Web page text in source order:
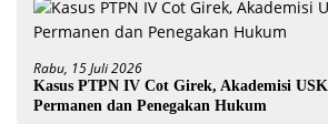
Rabu, 15 Juli 2026
Kasus PTPN IV Cot Girek, Akademisi
Permanen dan Penegakan Hukum